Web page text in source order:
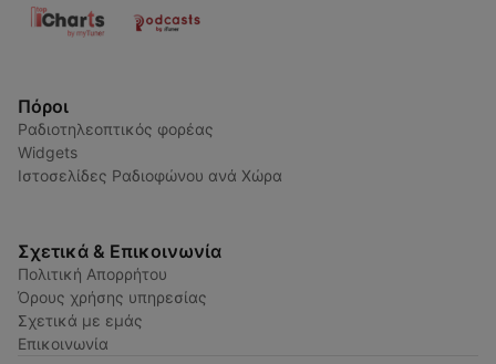
Πόροι
Ραδιοτηλεοπτικός φορέας
Widgets
Ιστοσελίδες Ραδιοφώνου ανά Χώρα
Σχετικά & Επικοινωνία
Πολιτική Απορρήτου
Όρους χρήσης υπηρεσίας
Σχετικά με εμάς
Επικοινωνία